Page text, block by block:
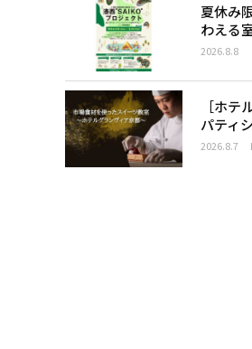
夏休み
わえる
2026.8.8
［ホテ
パティ
2026.8.7